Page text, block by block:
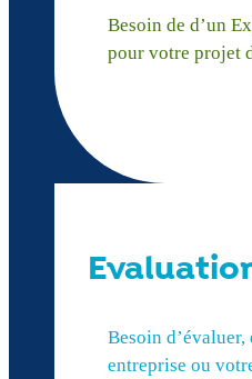
Besoin de d’un
pour votre projet
Besoin
entreprise ou